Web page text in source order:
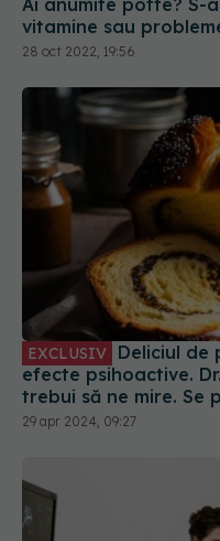
Ai anumite pofte? S-
vitamine sau
28 oct 2022, 19:56
EXCLUSIV
efecte psihoactive.
trebui să ne mire. Se
consumator de
29 apr 2024, 09:27